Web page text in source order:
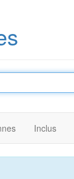
Inclus